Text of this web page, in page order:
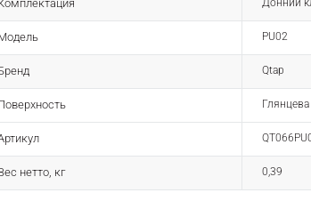
Донний
PU02
Qtap
Глянцева
нетто, кг 0,39